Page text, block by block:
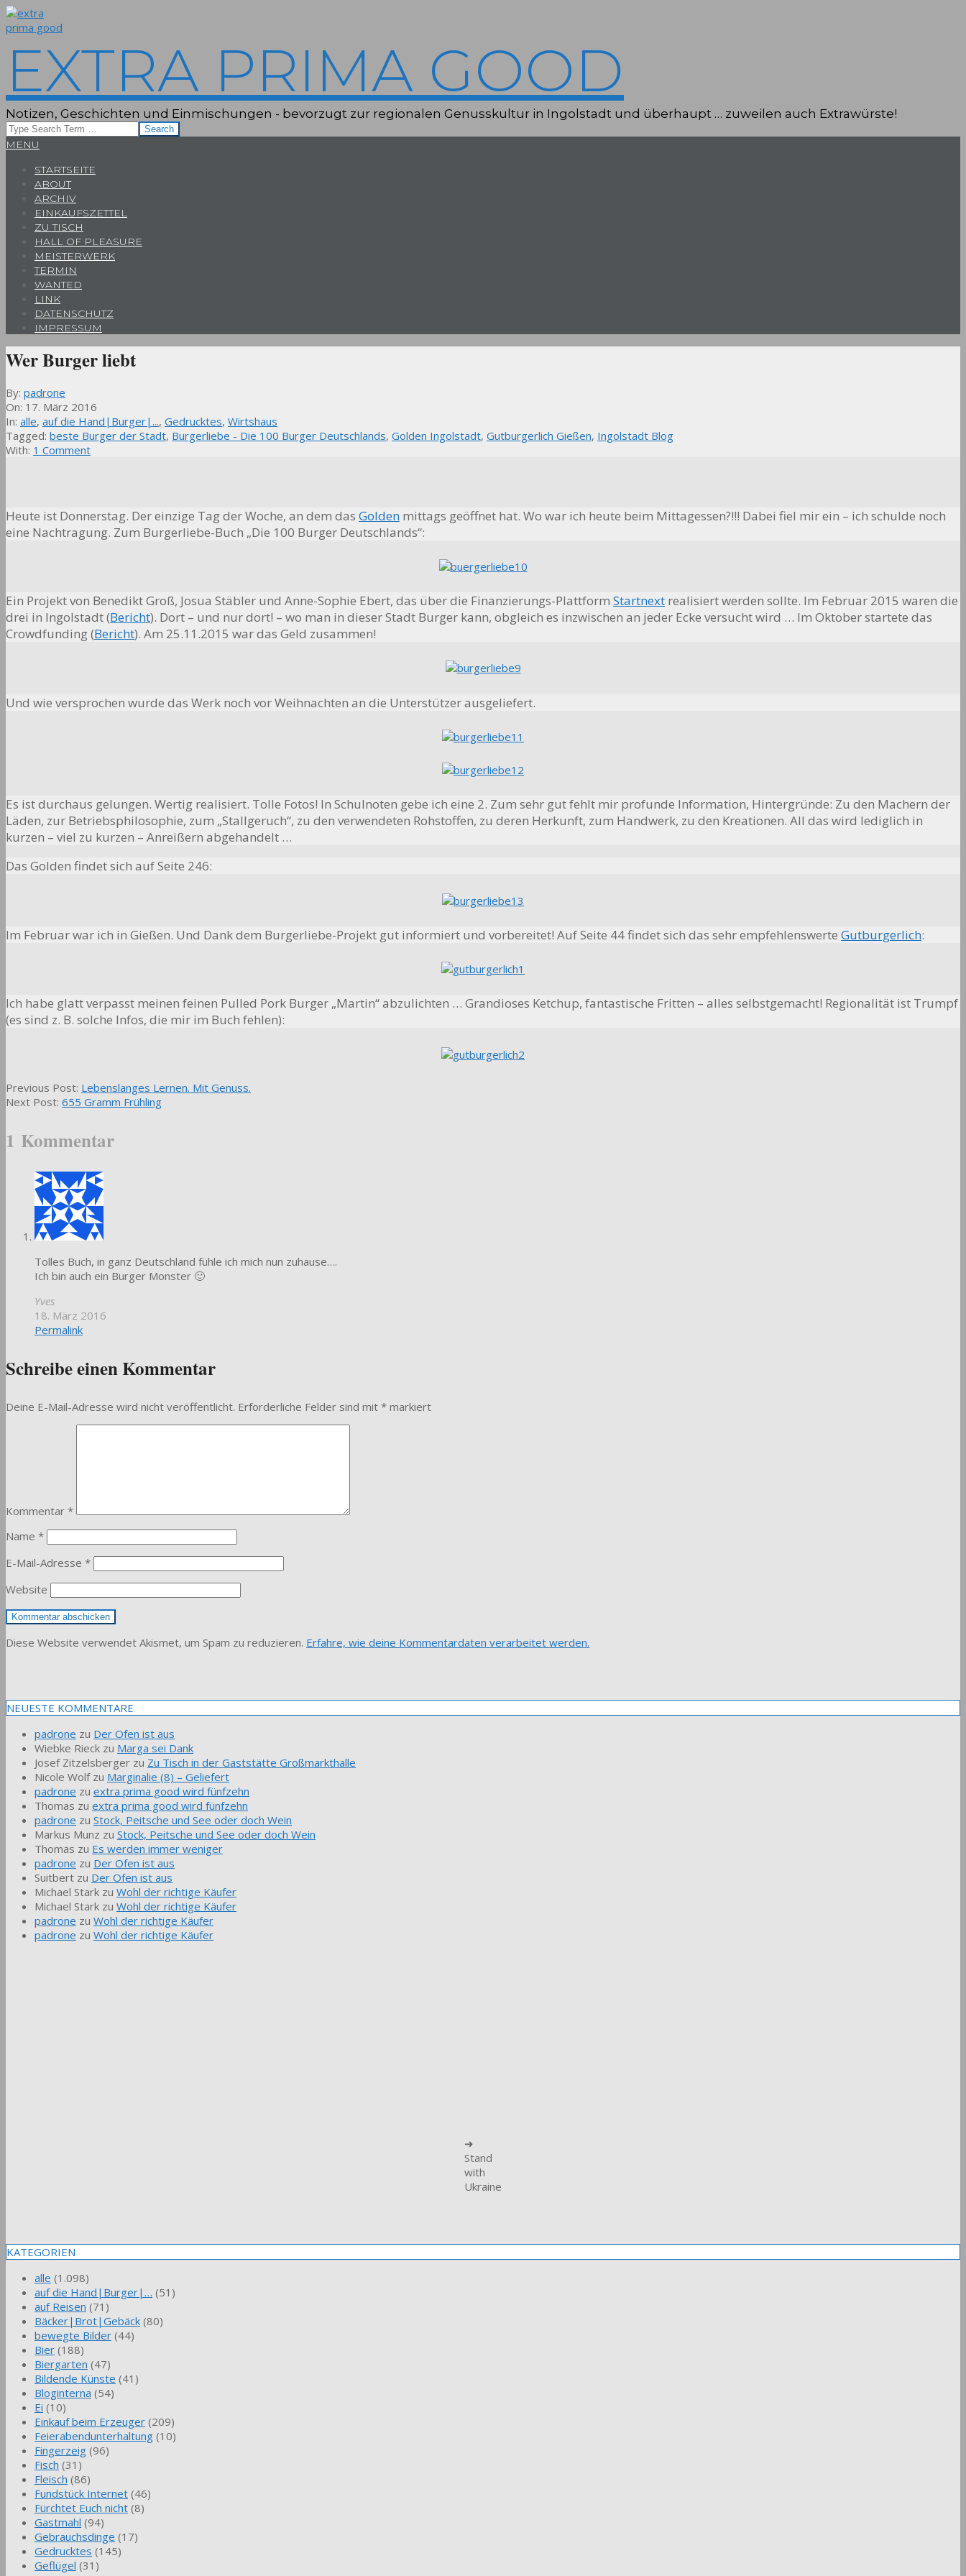
Skip
to
EXTRA PRIMA GOOD
Notizen, Geschichten und Einmischungen - bevorzugt zur regionalen Genusskultur in Ingolstadt und überhaupt … zuweilen auch Extrawürste!
Search
Primary
MENU
STARTSEITE
ABOUT
ARCHIV
EINKAUFSZETTEL
ZU TISCH
HALL OF PLEASURE
MEISTERWERK
TERMIN
WANTED
LINK
DATENSCHUTZ
IMPRESSUM
Wer Burger liebt
By: padrone
On: 17. März 2016
In: alle, auf die Hand|Burger|..., Gedrucktes, Wirtshaus
Tagged: beste Burger der Stadt, Burgerliebe - Die 100 Burger Deutschlands, Golden Ingolstadt, Gutburgerlich Gießen, Ingolstadt Blog
With: 1 Comment
Heute ist Donnerstag. Der einzige Tag der Woche, an dem das Golden mittags geöffnet hat. Wo war ich heute beim Mittagessen?!!! Dabei fiel mir ein – ich schulde noch
eine Nachtragung. Zum Burgerliebe-Buch „Die 100 Burger Deutschlands“:
Ein Projekt von Benedikt Groß, Josua Stäbler und Anne-Sophie Ebert, das über die Finanzierungs-Plattform Startnext realisiert werden sollte. Im Februar 2015 waren die
drei in Ingolstadt (Bericht). Dort – und nur dort! – wo man in dieser Stadt Burger kann, obgleich es inzwischen an jeder Ecke versucht wird … Im Oktober startete das
Crowdfunding (Bericht). Am 25.11.2015 war das Geld zusammen!
Und wie versprochen wurde das Werk noch vor Weihnachten an die Unterstützer ausgeliefert.
Es ist durchaus gelungen. Wertig realisiert. Tolle Fotos! In Schulnoten gebe ich eine 2. Zum sehr gut fehlt mir profunde Information, Hintergründe: Zu den Machern der
Läden, zur Betriebsphilosophie, zum „Stallgeruch“, zu den verwendeten Rohstoffen, zu deren Herkunft, zum Handwerk, zu den Kreationen. All das wird lediglich in
kurzen – viel zu kurzen – Anreißern abgehandelt …
Das Golden findet sich auf Seite 246:
Im Februar war ich in Gießen. Und Dank dem Burgerliebe-Projekt gut informiert und vorbereitet! Auf Seite 44 findet sich das sehr empfehlenswerte Gutburgerlich:
Ich habe glatt verpasst meinen feinen Pulled Pork Burger „Martin“ abzulichten … Grandioses Ketchup, fantastische Fritten – alles selbstgemacht! Regionalität ist Trumpf
(es sind z. B. solche Infos, die mir im Buch fehlen):
2016-
03-
Previous Post: Lebenslanges Lernen. Mit Genuss.
Next Post: 655 Gramm Frühling
1 Kommentar
Tolles Buch, in ganz Deutschland fühle ich mich nun zuhause….
Ich bin auch ein Burger Monster 🙂
Yves
18. März 2016
Permalink
Schreibe einen Kommentar
Deine E-Mail-Adresse wird nicht veröffentlicht. Erforderliche Felder sind mit * markiert
Kommentar *
Name *
E-Mail-Adresse *
Website
Diese Website verwendet Akismet, um Spam zu reduzieren. Erfahre, wie deine Kommentardaten verarbeitet werden.
NEUESTE KOMMENTARE
padrone zu Der Ofen ist aus
Wiebke Rieck zu Marga sei Dank
Josef Zitzelsberger zu Zu Tisch in der Gaststätte Großmarkthalle
Nicole Wolfzu Marginalie (8) – Geliefert
padrone zu extra prima good wird fünfzehn
Thomas zu extra prima good wird fünfzehn
padrone zu Stock, Peitsche und See oder doch Wein
Markus Munz zu Stock, Peitsche und See oder doch Wein
Thomas zu Es werden immer weniger
padrone zu Der Ofen ist aus
Suitbert zu Der Ofen ist aus
Michael Stark zu Wohl der richtige Käufer
Michael Stark zu Wohl der richtige Käufer
padrone zu Wohl der richtige Käufer
padrone zu Wohl der richtige Käufer
➜
Stand
with
Ukraine
KATEGORIEN
alle (1.098)
auf die Hand|Burger|… (51)
auf Reisen (71)
Bäcker|Brot|Gebäck (80)
bewegte Bilder (44)
Bier (188)
Biergarten (47)
Bildende Künste (41)
Bloginterna (54)
Ei (10)
Einkauf beim Erzeuger (209)
Feierabendunterhaltung (10)
Fingerzeig (96)
Fisch (31)
Fleisch (86)
Fundstück Internet (46)
Fürchtet Euch nicht (8)
Gastmahl (94)
Gebrauchsdinge (17)
Gedrucktes (145)
Geflügel (31)